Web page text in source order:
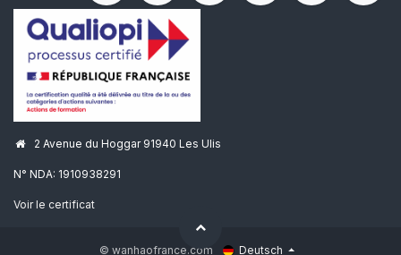
2 Avenue du Hoggar 91940 Les Ulis
N° NDA: 1910938291
Voir le certificat
© wanhaofrance.com Deutsch